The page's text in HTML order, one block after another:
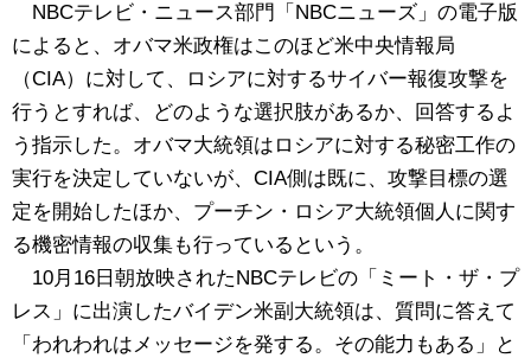
NBCテレビ・ニュース部門「NBCニューズ」の電子版
によると、オバマ米政権はこのほど米中央情報局
（CIA）に対して、ロシアに対するサイバー報復攻撃を
行うとすれば、どのような選択肢があるか、回答するよ
う指示した。オバマ大統領はロシアに対する秘密工作の
実行を決定していないが、CIA側は既に、攻撃目標の選
定を開始したほか、プーチン・ロシア大統領個人に関す
る機密情報の収集も行っているという。
10月16日朝放映されたNBCテレビの「ミート・ザ・プ
レス」に出演したバイデン米副大統領は、質問に答えて
「われわれはメッセージを発する。その能力もある」と